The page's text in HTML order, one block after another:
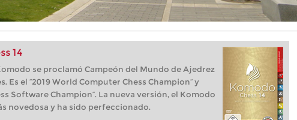
14
se proclamó Campeón del Mundo de Ajedrez
Es el “2019 World Computer Chess Champion“ y
Software Champion“. La nueva versión, el Komodo
novedosa y ha sido perfeccionado.